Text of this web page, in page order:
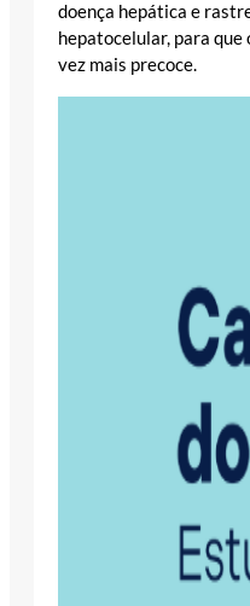
doença hepática e
hepatocelular, para que
vez mais precoce.